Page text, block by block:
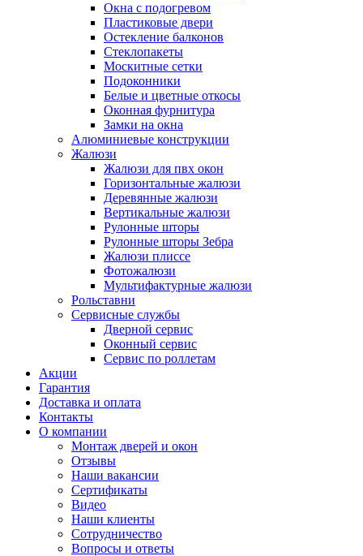
Окна с подогревом
Пластиковые двери
Остекление балконов
Стеклопакеты
Москитные сетки
Подоконники
Белые и цветные откосы
Оконная фурнитура
Замки на окна
Алюминиевые конструкции
Жалюзи
Жалюзи для пвх окон
Горизонтальные жалюзи
Деревянные жалюзи
Вертикальные жалюзи
Рулонные шторы
Рулонные шторы Зебра
Жалюзи плиссе
Фотожалюзи
Мультифактурные жалюзи
Рольставни
Сервисные службы
Дверной сервис
Оконный сервис
Сервис по роллетам
Акции
Гарантия
Доставка и оплата
Контакты
О компании
Монтаж дверей и окон
Отзывы
Наши вакансии
Сертификаты
Видео
Наши клиенты
Сотрудничество
Вопросы и ответы